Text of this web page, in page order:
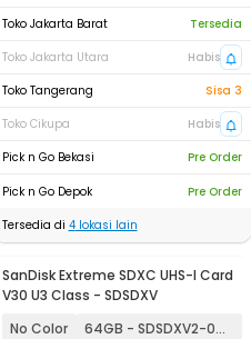
Toko Jakarta Barat
Tersedia
Toko Jakarta Utara
Habis
Toko Tangerang
Sisa 3
Toko Cikupa
Habis
Pick n Go Bekasi
Pre Order
Pick n Go Depok
Pre Order
Tersedia di 4lokasi lain
SanDisk Extreme SDXC UHS-I Card
V30 U3 Class - SDSDXV
No Color
64GB - SDSDXV2-064G